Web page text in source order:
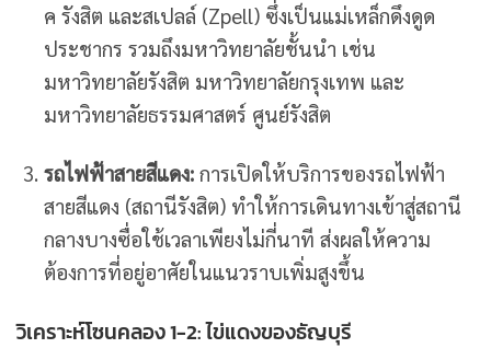
ค รังสิต และสเปลล์ (Zpell) ซึ่งเป็นแม่เหล็กดึงดูด
ประชากร รวมถึงมหาวิทยาลัยชั้นนำ เช่น
มหาวิทยาลัยรังสิต มหาวิทยาลัยกรุงเทพ และ
มหาวิทยาลัยธรรมศาสตร์ ศูนย์รังสิต
รถไฟฟ้าสายสีแดง:การเปิดให้บริการของรถไฟฟ้า
สายสีแดง (สถานีรังสิต) ทำให้การเดินทางเข้าสู่สถานี
กลางบางซื่อใช้เวลาเพียงไม่กี่นาที ส่งผลให้ความ
ต้องการที่อยู่อาศัยในแนวราบเพิ่มสูงขึ้น
วิเคราะห์โซนคลอง 1-2: ไข่แดงของธัญบุรี